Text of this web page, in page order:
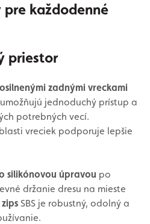
každodenné
priestor
zadnými vreckami
jednoduchý prístup a
potrebných vecí.
vreciek podporuje lepšie
silikónovou úpravou po
držanie dresu na mieste
SBS je robustný, odolný a